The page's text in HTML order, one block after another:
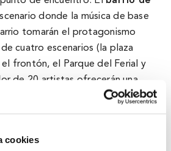
cookies
donde la música de base
tomarán el protagonismo
cuatro escenarios (la plaza
frontón, el Parque del Ferial y
de 20 artistas ofrecerán una
para todas las personas.
Samantha Hudson